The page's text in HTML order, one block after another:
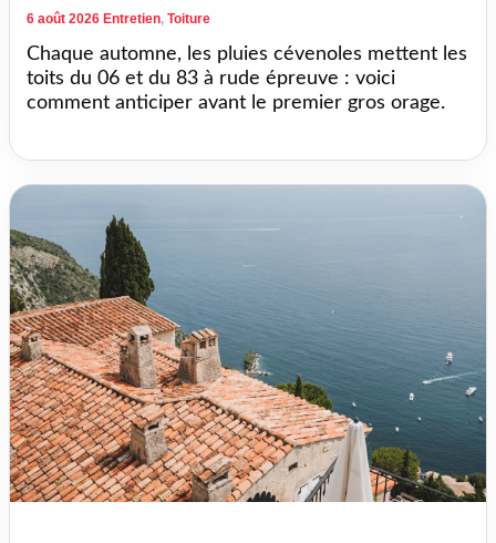
6 août 2026 Entretien, Toiture
Chaque automne, les pluies cévenoles mettent les
toits du 06 et du 83 à rude épreuve : voici
comment anticiper avant le premier gros orage.